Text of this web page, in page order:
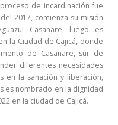
de incardinación fue
2017, comienza su misión
Casanare, luego es
la Ciudad de Cajicá, donde
de Casanare, sur de
diferentes necesidades
en la sanación y liberación,
es nombrado en la dignidad
en la ciudad de Cajicá.